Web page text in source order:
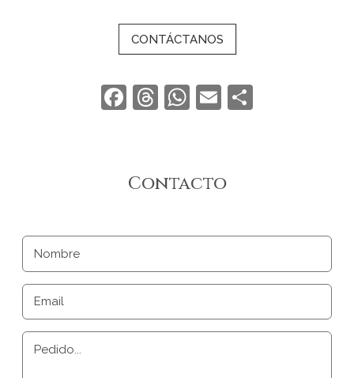
CONTÁCTANOS
Facebook
Threads
WhatsApp
Email
Contacto
Nombre
Email
Pedido...